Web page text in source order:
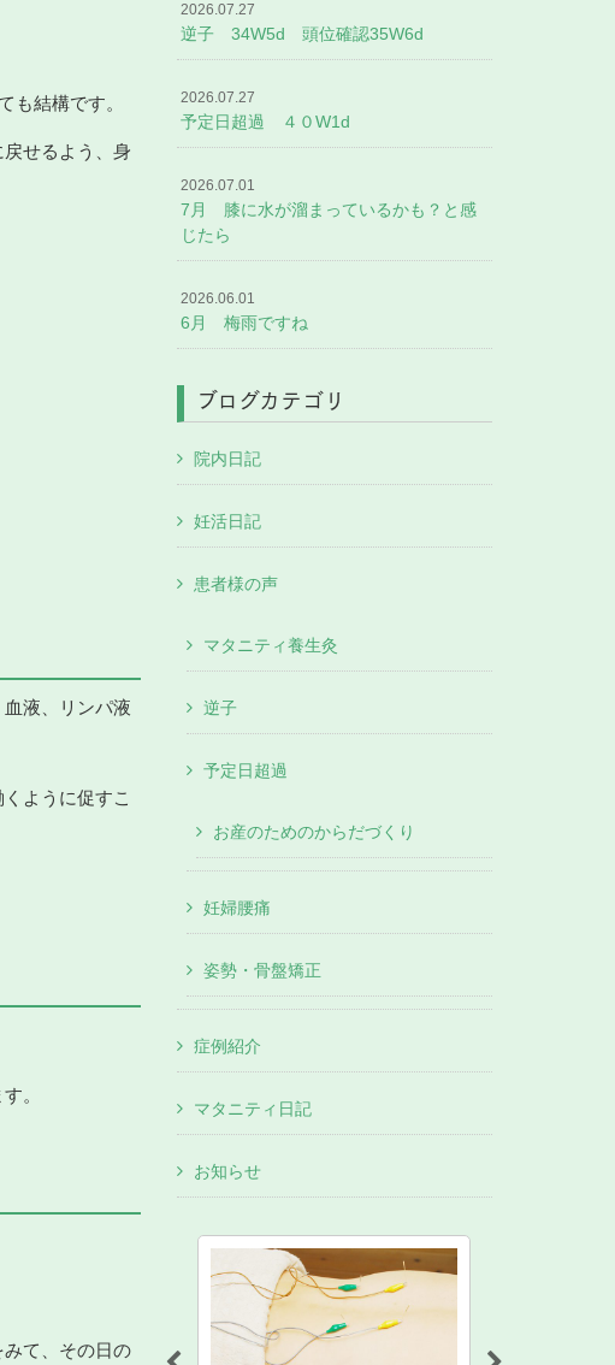
も結構です。
せるよう、身
液、リンパ液
ように促すこ
。
て、その日の
2026.07.27
逆子 34W5d 頭位確認35W6d
2026.07.27
予定日超過 ４０W1d
2026.07.01
7月 膝に水が溜まっているかも？と感
じたら
2026.06.01
6月 梅雨ですね
ブログカテゴリ
院内日記
妊活日記
患者様の声
マタニティ養生灸
逆子
予定日超過
お産のためのからだづくり
妊婦腰痛
姿勢・骨盤矯正
症例紹介
マタニティ日記
お知らせ